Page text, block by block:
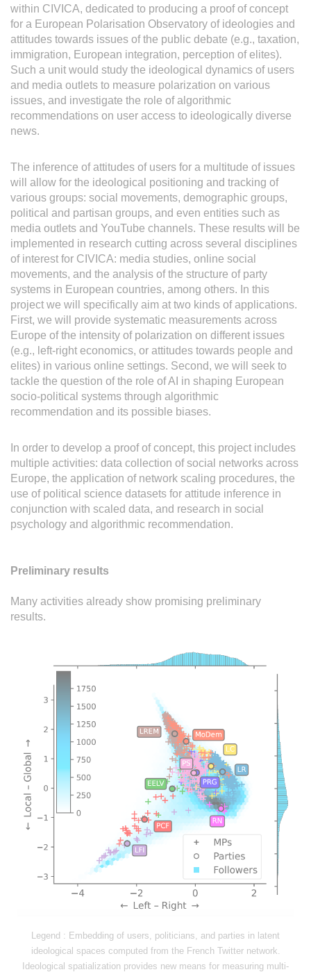
within CIVICA, dedicated to producing a proof of concept
for a European Polarisation Observatory of ideologies and
attitudes towards issues of the public debate (e.g., taxation,
immigration, European integration, perception of elites).
Such a unit would study the ideological dynamics of users
and media outlets to measure polarization on various
issues, and investigate the role of algorithmic
recommendations on user access to ideologically diverse
news.
The inference of attitudes of users for a multitude of issues
will allow for the ideological positioning and tracking of
various groups: social movements, demographic groups,
political and partisan groups, and even entities such as
media outlets and YouTube channels. These results will be
implemented in research cutting across several disciplines
of interest for CIVICA: media studies, online social
movements, and the analysis of the structure of party
systems in European countries, among others. In this
project we will specifically aim at two kinds of applications.
First, we will provide systematic measurements across
Europe of the intensity of polarization on different issues
(e.g., left-right economics, or attitudes towards people and
elites) in various online settings. Second, we will seek to
tackle the question of the role of AI in shaping European
socio-political systems through algorithmic
recommendation and its possible biases.
In order to develop a proof of concept, this project includes
multiple activities: data collection of social networks across
Europe, the application of network scaling procedures, the
use of political science datasets for attitude inference in
conjunction with scaled data, and research in social
psychology and algorithmic recommendation.
Preliminary results
Many activities already show promising preliminary
results.
Legend : Embedding of users, politicians, and parties in latent
ideological spaces computed from the French Twitter network.
Ideological spatialization provides new means for measuring multi-